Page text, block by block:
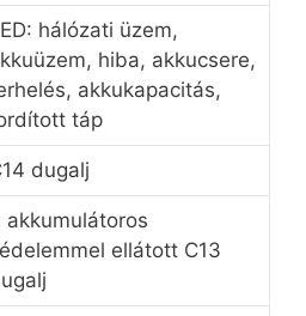
hálózati üzem,
hiba, akkucsere,
akkukapacitás,
táp
dugalj
akkumulátoros
ellátott C13